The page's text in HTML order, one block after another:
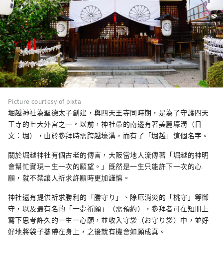
Picture courtesy of pixta
堀越神社為聖德太子創建，與四天王寺同時期，是為了守護四天
王寺的七大外宮之一。以前，神社帶的南邊有著美麗壕溝（日
文：堀），由於參拜時需跨越壕溝，而有了「堀越」這個名字。
關於堀越神社有個古老的傳言，大阪當地人流傳著「堀越的神明
會幫忙實現ㄧ生一次的願望。」既然是一生只能許下一次的心
願，就不禁讓人祈求許願時更加謹慎。
神社還有提供祈求勝利的「勝守り」、除厄消災的「桃守」等御
守，以及最有名的「一夢祈願」（需預約），參拜者可在短冊上
寫下思考許久的一生一心願，並收入守袋（お守り袋）中，並好
好地將袋子攜帶在身上，之後就有機會如願成真。